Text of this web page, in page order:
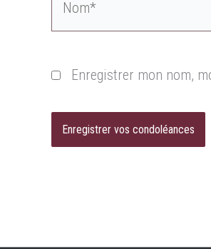
Enregistrer mon nom,